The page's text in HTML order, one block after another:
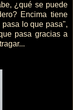
¿qué se puede
Encima tiene
lo que pasa",
pasa gracias a